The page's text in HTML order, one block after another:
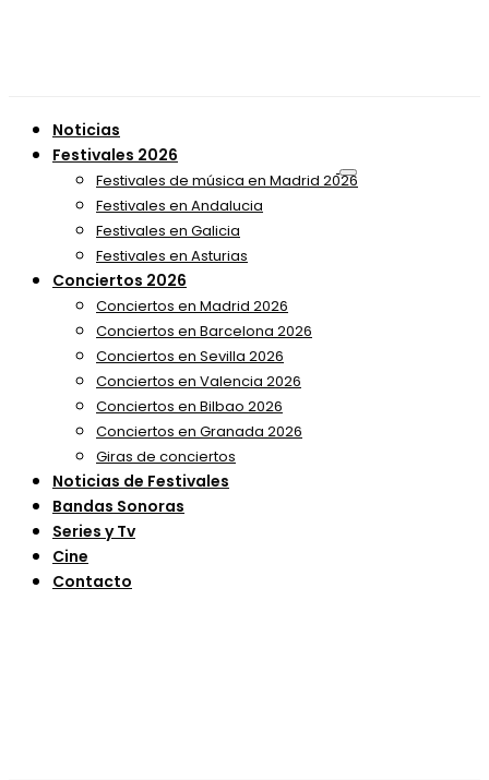
Noticias
Festivales 2026
Festivales de música en Madrid 2026
Festivales en Andalucia
Festivales en Galicia
Festivales en Asturias
Conciertos 2026
Conciertos en Madrid 2026
Conciertos en Barcelona 2026
Conciertos en Sevilla 2026
Conciertos en Valencia 2026
Conciertos en Bilbao 2026
Conciertos en Granada 2026
Giras de conciertos
Noticias de Festivales
Bandas Sonoras
Series y Tv
Cine
Contacto